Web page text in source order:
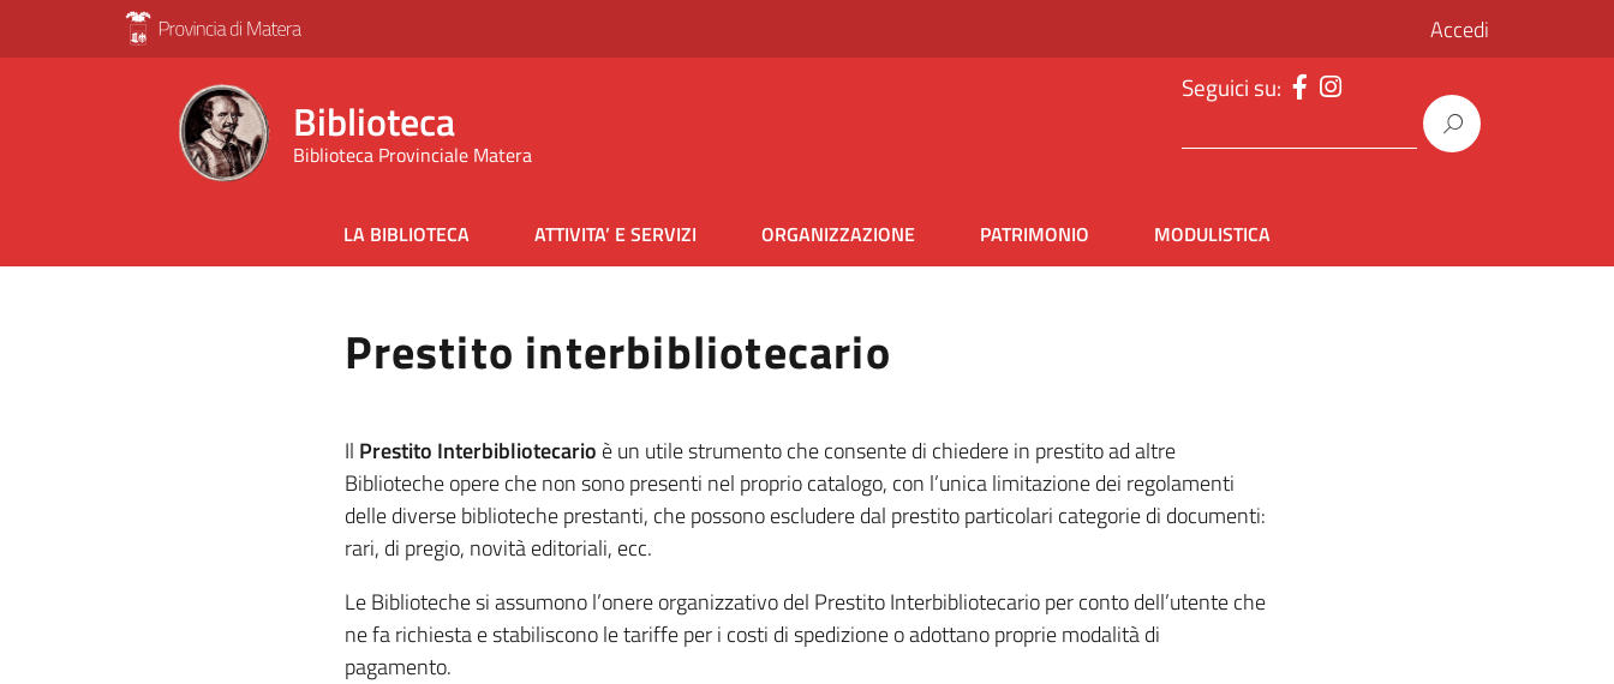
Accedi
Biblioteca
Biblioteca Provinciale Matera
Seguici su:
LA BIBLIOTECA ATTIVITA’ E SERVIZI ORGANIZZAZIONE PATRIMONIO MODULISTICA
Prestito interbibliotecario
Il Prestito Interbibliotecario è un utile strumento che consente di chiedere in prestito ad altre
Biblioteche opere che non sono presenti nel proprio catalogo, con l’unica limitazione dei regolamenti
delle diverse biblioteche prestanti, che possono escludere dal prestito particolari categorie di documenti:
rari, di pregio, novità editoriali, ecc.
Le Biblioteche si assumono l’onere organizzativo del Prestito Interbibliotecario per conto dell’utente che
ne fa richiesta e stabiliscono le tariffe per i costi di spedizione o adottano proprie modalità di
pagamento.